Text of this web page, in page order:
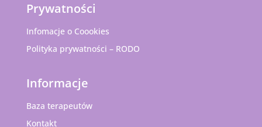
Prywatności
Infomacje o Coookies
Polityka prywatności – RODO
Informacje
Baza terapeutów
Kontakt